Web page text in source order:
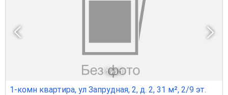
1 из 1
1-комн квартира, ул Запрудная, 2, д. 2, 31 м², 2/9 эт.